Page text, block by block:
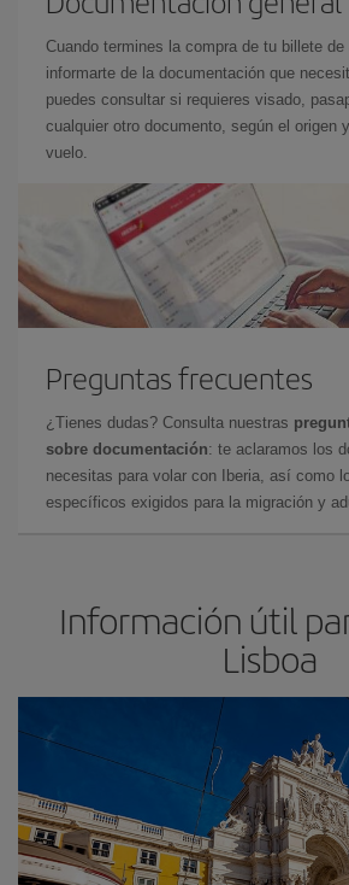
Cuando termines la compra de tu billete
informarte de la documentación que
puedes consultar si requieres visado,
cualquier otro documento, según el origen
vuelo.
Preguntas frecuentes
¿Tienes dudas? Consulta nuestras
sobre documentación: te aclaramos los
necesitas para volar con Iberia, así como
específicos exigidos para la migración y
Información útil
Lisboa